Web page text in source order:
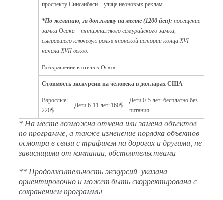
проспекту Синсаибаси – улице неоновых реклам.
*По желанию, за доп.плату на месте (1200 йен): посещение
замка Осака– пятиэтажного самурайского замка,
сыгравшего ключевую роль в японской истории конца XVI
начала XVII веков.
Возвращение в отель в Осака.
Стоимость экскурсии на человека в долларах США
Взрослые:
220$
Дети 6-11 лет: 160$
Дети 0-5 лет: бесплатно без
питания
* На месте возможна отмена или замена объектов
по программе, а также изменение порядка объектов
осмотра в связи с трафиком на дорогах и другими, не
зависящими от компании, обстоятельствами
** Продолжительность экскурсий указана
ориентировочно и может быть скорректирована с
сохранением программы